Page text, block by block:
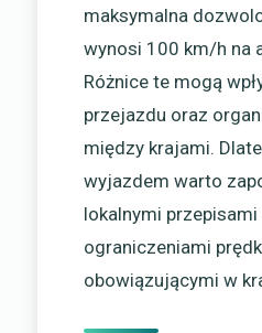
maksymalna
wynosi 100 km/h na
Różnice te mogą
przejazdu oraz
między krajami.
wyjazdem warto
lokalnymi
ograniczeniami
obowiązującymi w